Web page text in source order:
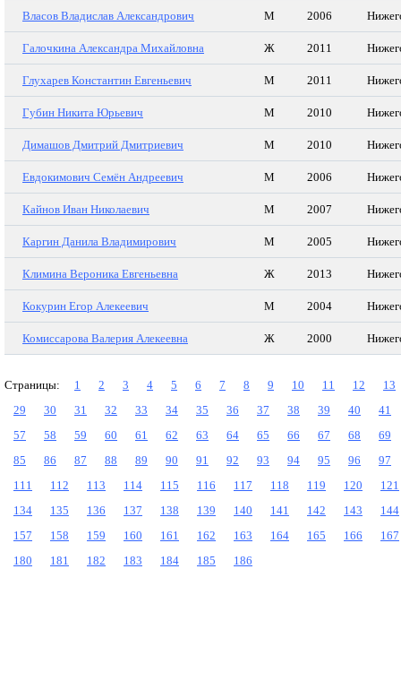
Власов Владислав Александрович М 2006
Галочкина Александра Михайловна Ж 2011
Глухарев Константин Евгеньевич М 2011
Губин Никита Юрьевич М 2010
Димашов Дмитрий Дмитриевич М 2010
Евдокимович Семён Андреевич М 2006
Кайнов Иван Николаевич М 2007
Каргин Данила Владимирович М 2005
Климина Вероника Евгеньевна Ж 2013
Кокурин Егор Алекеевич М 2004
Комиссарова Валерия Алекеевна Ж 2000
Страницы: 1 2 3 4 5 6 7 8 9 10 11 12
13
29
30 31 32 33 34 35 36 37 38 39 40
41
57
58 59 60 61 62 63 64 65 66 67 68
69
85
86 87 88 89 90 91 92 93 94 95 96
97
111
112 113 114 115 116 117 118 119 120
121
134
135 136 137 138 139 140 141 142 143
144
157
158 159 160 161 162 163 164 165 166
167
180
181 182 183 184 185 186